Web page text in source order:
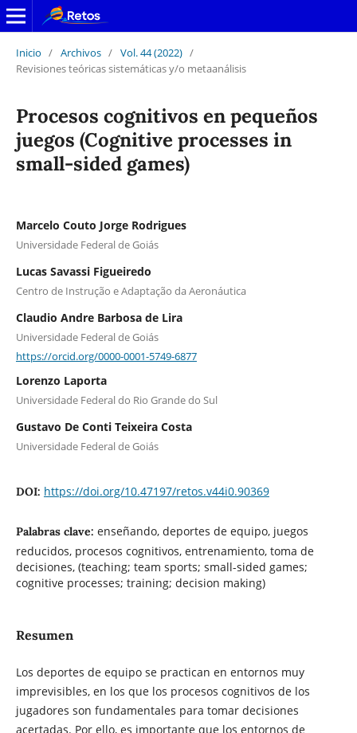
Inicio / Archivos / Vol. 44 (2022) /
Revisiones teóricas sistemáticas y/o metaanálisis
Procesos cognitivos en pequeños
juegos (Cognitive processes in
small-sided games)
Marcelo Couto Jorge Rodrigues
Universidade Federal de Goiás
Lucas Savassi Figueiredo
Centro de Instrução e Adaptação da Aeronáutica
Claudio Andre Barbosa de Lira
Universidade Federal de Goiás
https://orcid.org/0000-0001-5749-6877
Lorenzo Laporta
Universidade Federal do Rio Grande do Sul
Gustavo De Conti Teixeira Costa
Universidade Federal de Goiás
DOI: https://doi.org/10.47197/retos.v44i0.90369
Palabras clave: enseñando, deportes de equipo, juegos
reducidos, procesos cognitivos, entrenamiento, toma de
decisiones, (teaching; team sports; small-sided games;
cognitive processes; training; decision making)
Resumen
Los deportes de equipo se practican en entornos muy
imprevisibles, en los que los procesos cognitivos de los
jugadores son fundamentales para tomar decisiones
acertadas. Por ello, es importante que los entornos de